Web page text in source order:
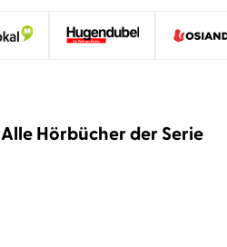
Alle Hörbücher der Serie